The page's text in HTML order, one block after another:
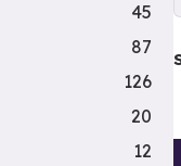
45
87
126
20
12